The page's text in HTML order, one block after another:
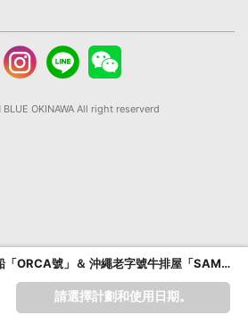
那霸出發｜大型水中觀光船「ORCA號」＆ 沖繩老字號牛排屋「SAM’S」牛排午餐
請選擇計劃和使用日期。
BLUE OKINAWA All right reserverd